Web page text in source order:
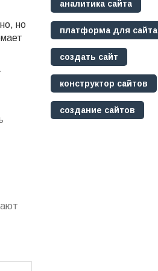
но
аналитика сайта
платформа для сайта
создать сайт
конструктор сайтов
создание сайтов